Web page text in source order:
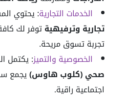
الخدمات التجارية: يحتوي
تجارية وترفيهيةتوفر لك
تجربة تسوق مريحة.
الخصوصية والتميز: يكتمل
صحي (كلوب هاوس)يجمع
اجتماعية راقية.